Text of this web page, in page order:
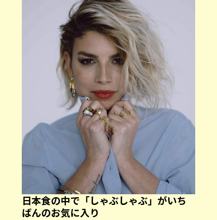
日本食の中で「しゃぶしゃぶ」がいち
ばんのお気に入り